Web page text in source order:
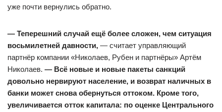
уже почти вернулись обратно.
— Теперешний случай ещё более сложен, чем ситуация
восьмилетней давности, — считает управляющий
партнёр компании «Николаев, Рубен и партнёры» Артём
Николаев. — Всё новые и новые пакеты санкций
довольно нервируют население, и возврат наличных в
банки может снова обернуться оттоком. Кроме того,
увеличивается отток капитала: по оценке Центрального